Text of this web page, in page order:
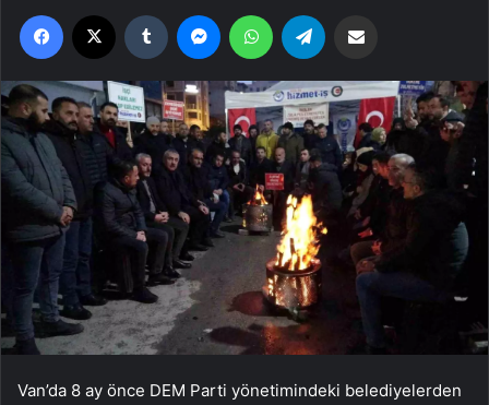
Facebook Tumblr MessengerWhatsApp
Van’da 8 ay önce DEM Parti yönetimindeki belediyelerden